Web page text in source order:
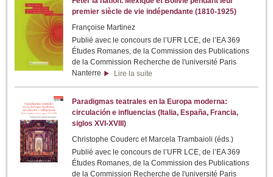
premier siècle de vie indépendante (1810-1925)
Françoise Martinez
Publié avec le concours de l’UFR LCE, de l’EA 369
Études Romanes, de la Commission des Publications
de la Commission Recherche de l'université Paris
Nanterre
Lire la suite
Paradigmas teatrales en la Europa moderna:
circulación e influencias (Italia, España, Francia,
siglos XVI-XVIII)
Christophe Couderc et Marcela Trambaioli (éds.)
Publié avec le concours de l’UFR LCE, de l’EA 369
Études Romanes, de la Commission des Publications
de la Commission Recherche de l'université Paris